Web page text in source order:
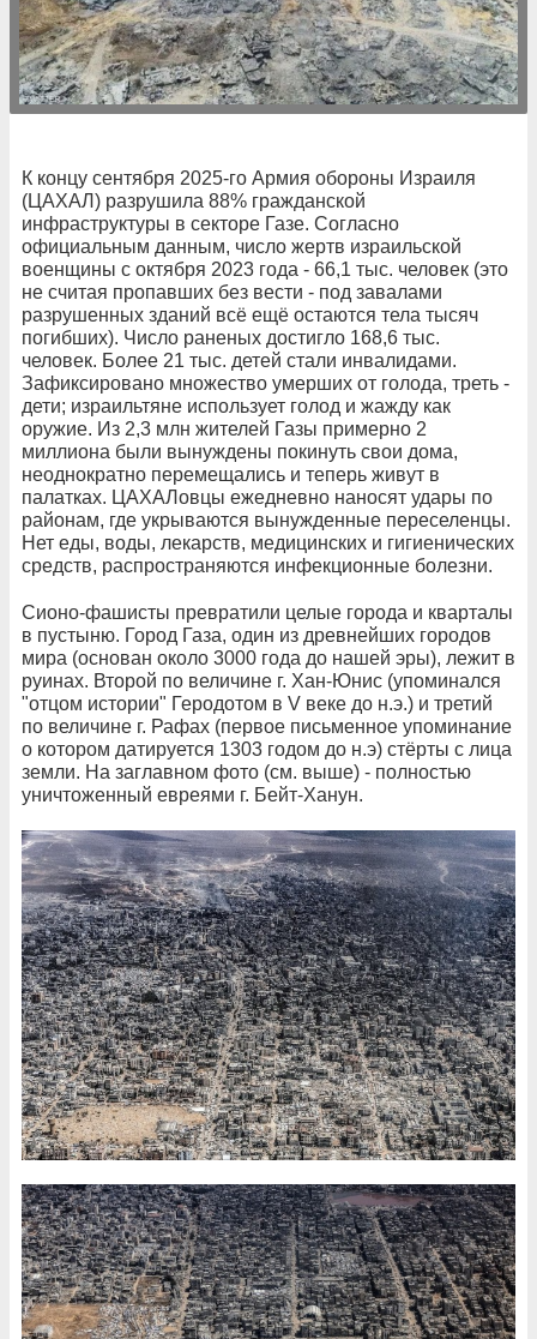
К концу сентября 2025-го Армия обороны Израиля
(ЦАХАЛ) разрушила 88% гражданской
инфраструктуры в секторе Газе. Согласно
официальным данным, число жертв израильской
военщины с октября 2023 года - 66,1 тыс. человек (это
не считая пропавших без вести - под завалами
разрушенных зданий всё ещё остаются тела тысяч
погибших). Число раненых достигло 168,6 тыс.
человек. Более 21 тыс. детей стали инвалидами.
Зафиксировано множество умерших от голода, треть -
дети; израильтяне использует голод и жажду как
оружие. Из 2,3 млн жителей Газы примерно 2
миллиона были вынуждены покинуть свои дома,
неоднократно перемещались и теперь живут в
палатках. ЦАХАЛовцы ежедневно наносят удары по
районам, где укрываются вынужденные переселенцы.
Нет еды, воды, лекарств, медицинских и гигиенических
средств, распространяются инфекционные болезни.
Сионо-фашисты превратили целые города и кварталы
в пустыню. Город Газа, один из древнейших городов
мира (основан около 3000 года до нашей эры), лежит в
руинах. Второй по величине г. Хан-Юнис (упоминался
"отцом истории" Геродотом в V веке до н.э.) и третий
по величине г. Рафах (первое письменное упоминание
о котором датируется 1303 годом до н.э) стёрты с лица
земли. На заглавном фото (см. выше) - полностью
уничтоженный евреями г. Бейт-Ханун.